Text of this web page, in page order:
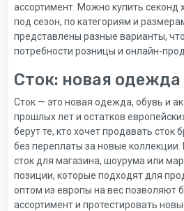
ассортимент. Можно купить секонд
под сезон, по категориям и
представлены разные варианты,
потребности розницы и онлайн-
Сток: новая одежда
Сток — это новая одежда, обувь и
прошлых лет и остатков
берут те, кто хочет продавать
без переплаты за новые
сток для магазина, шоурума или
позиции, которые подходят для
оптом из европы на вес позволяют
ассортимент и протестировать